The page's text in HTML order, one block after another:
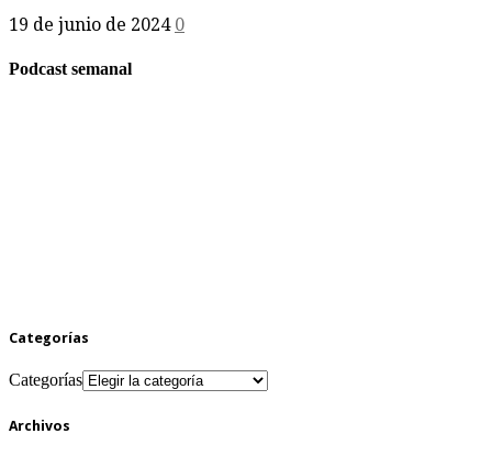
19 de junio de 2024 0
Podcast semanal
Categorías
Categorías
Archivos